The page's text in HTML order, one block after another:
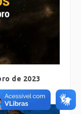
de 2023